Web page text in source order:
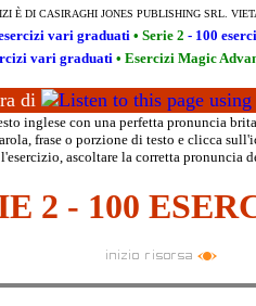
È DI CASIRAGHI JONES PUBLISHING SRL.
vari graduati • Serie 2 - 100
vari graduati • Esercizi Magic
di
inglese con una perfetta pronuncia
frase o porzione di testo e clicca
ascoltare la corretta pronuncia
2 - 100